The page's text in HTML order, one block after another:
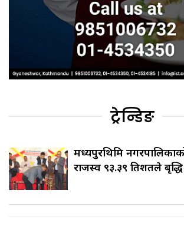
ट्रेन्डिङ
मध्यपुरथिमि
राजस्व ९३.३९ प्रतिशतले बृद्धि